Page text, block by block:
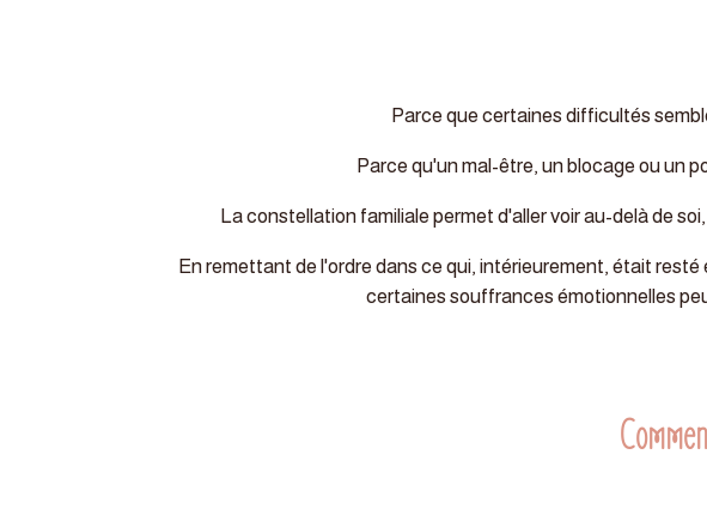
Parce que certaines difficultés
Parce qu'un mal-être, un blocage ou un
La constellation familiale permet d'aller voir au-delà de
En remettant de l'ordre dans ce qui, intérieurement, était
certaines souffrances émotionnelles